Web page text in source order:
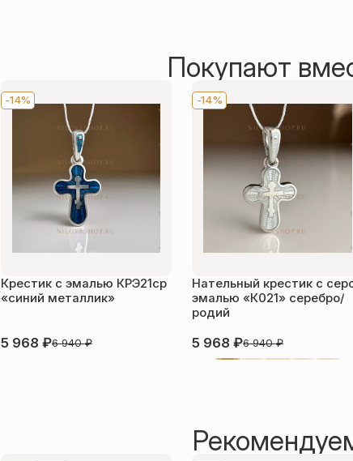
Покупают
-14%
Крестик с эмалью КРЭ21ср
«синий металлик»
5 968 ₽6 940₽
-14%
Нательный крестик с
эмалью «К021» серебро/
родий
5 968₽6 940₽